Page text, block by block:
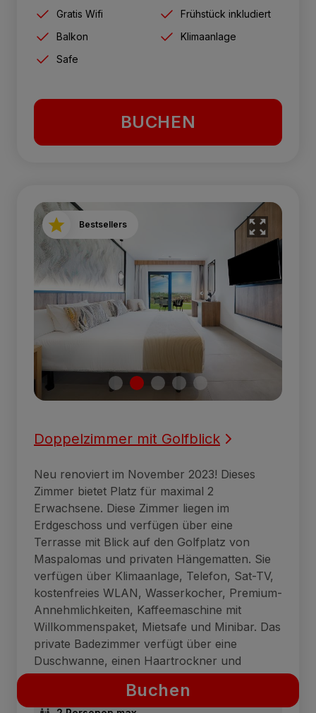
Buchen
Gratis Wifi
Frühstück inkludiert
Balkon
Klimaanlage
Safe
BUCHEN
Bestsellers
Doppelzimmer mit Golfblick
Neu renoviert im November 2023! Dieses
Zimmer bietet Platz für maximal 2
Erwachsene. Diese Zimmer liegen im
Erdgeschoss und verfügen über eine
Terrasse mit Blick auf den Golfplatz von
Maspalomas und privaten Hängematten. Sie
verfügen über Klimaanlage, Telefon, Sat-TV,
kostenfreies WLAN, Wasserkocher, Premium-
Annehmlichkeiten, Kaffeemaschine mit
Willkommenspaket, Mietsafe und Minibar. Das
private Badezimmer verfügt über eine
Duschwanne, einen Haartrockner und
Strandtücher.